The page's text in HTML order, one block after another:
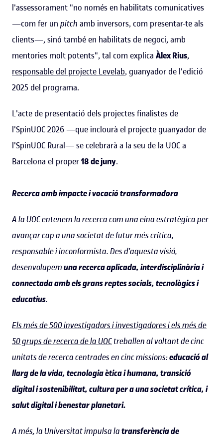
l'assessorament "no només en habilitats comunicatives
—com fer un pitch amb inversors, com presentar-te als
clients—, sinó també en habilitats de negoci, amb
mentories molt potents", tal com explica Àlex Rius,
responsable del projecte Levelab, guanyador de l'edició
2025 del programa.
L'acte de presentació dels projectes finalistes de
l'SpinUOC 2026 —que inclourà el projecte guanyador de
l'SpinUOC Rural— se celebrarà a la seu de la UOC a
Barcelona el proper18 de juny.
Recerca amb impacte i vocació transformadora
A la UOC entenem la recerca com una eina estratègica per
avançar cap a una societat de futur més crítica,
responsable i inconformista. Des d'aquesta visió,
desenvolupemuna recerca aplicada, interdisciplinària i
connectada amb els grans reptes socials, tecnològics i
educatius.
Els més de 500 investigadors i investigadores i els més de
50 grups de recerca de la UOCtreballen al voltant de cinc
unitats de recerca centrades en cinc missions:educació al
llarg de la vida, tecnologia ètica i humana, transició
digital i sostenibilitat, cultura per a una societat crítica, i
salut digital i benestar planetari.
A més, la Universitat impulsa latransferència de